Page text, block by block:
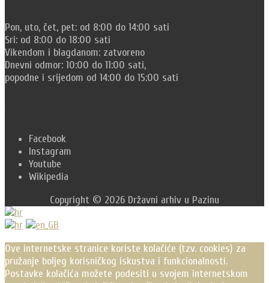
Pon, uto, čet, pet: od 8:00 do 14:00 sati
Sri: od 8:00 do 18:00 sati
Vikendom i blagdanom: zatvoreno
Dnevni odmor: 10:00 do 11:00 sati,
popodne i srijedom od 14:00 do 15:00 sati
Facebook
Instagram
Youtube
Wikipedia
Copyright © 2026 Državni arhiv u Pazinu
Scroll
Up
Ove internetske stranice koriste kolačiće (tzv. cookies) za
pružanje boljeg korisničkog iskustva i funkcionalnosti.
Postavke kolačića možete podesiti u svojem internetskom